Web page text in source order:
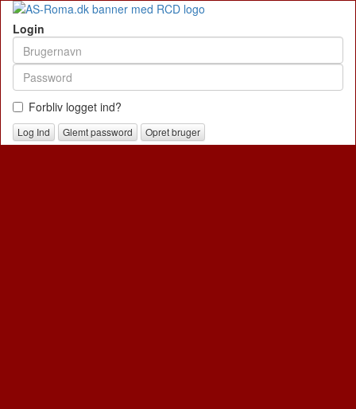
Login
Forbliv logget ind?
Glemt password Opret bruger